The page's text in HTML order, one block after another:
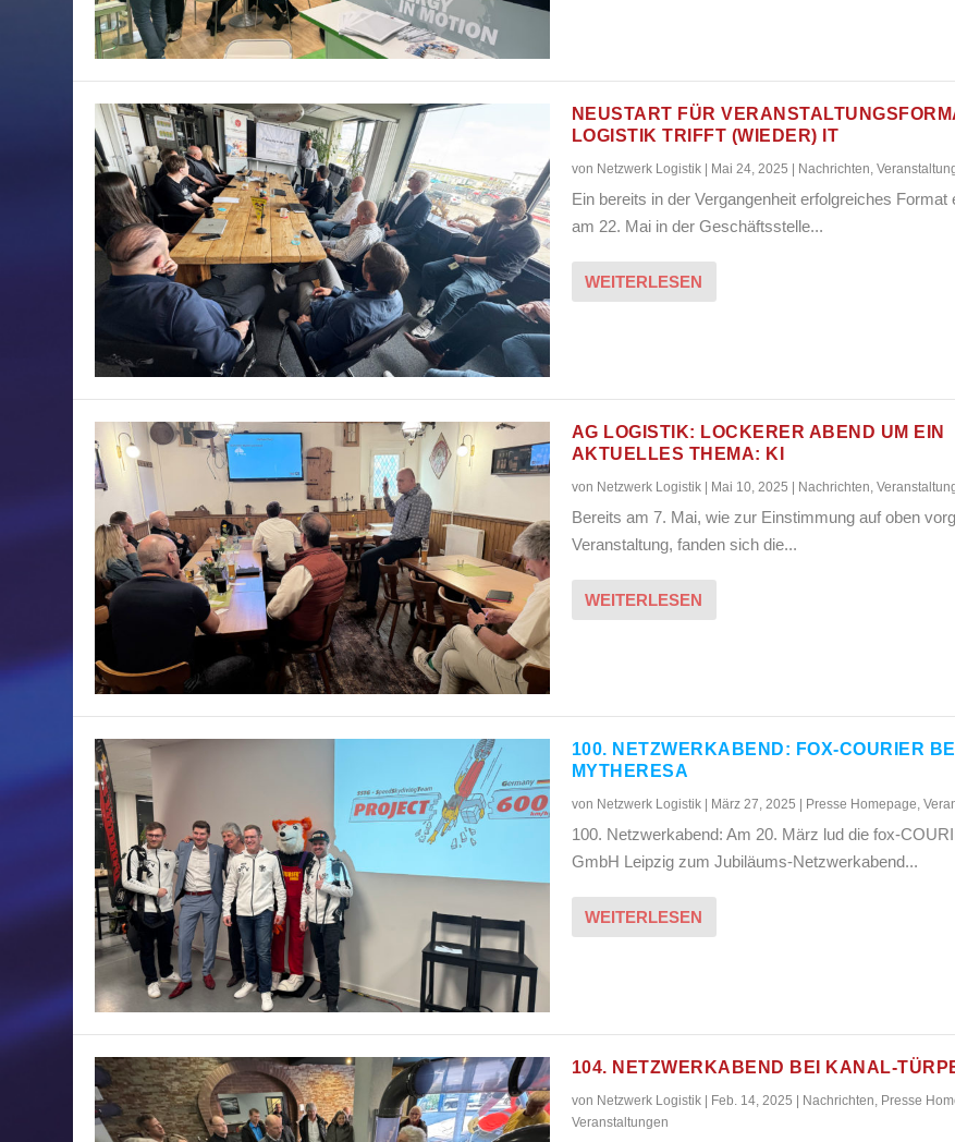
NEUSTART FÜR
LOGISTIK TRIFFT (WIEDER) IT
von Netzwerk Logistik| Mai 24, 2025 Nachrichten,
Ein bereits in der Vergangenheit erfolgreiches Format
am 22. Mai in der Geschäftsstelle...
WEITERLESEN
AG LOGISTIK: LOCKERER ABEND UM EIN
AKTUELLES THEMA: KI
von Netzwerk Logistik| Mai 10, 2025 | Nachrichten
Bereits am 7. Mai, wie zur Einstimmung auf oben
Veranstaltung, fanden sich die...
WEITERLESEN
100. NETZWERKABEND: FOX-COURIER BEI
MYTHERESA
von Netzwerk Logistik| März 27, 2025 Presse Homepage,
100. Netzwerkabend: Am 20. März lud die fox-
GmbH Leipzig zum Jubiläums-Netzwerkabend...
WEITERLESEN
104. NETZWERKABEND BEI KANAL-
von Netzwerk Logistik| Feb. 14, 2025 | Nachrichten Presse
Veranstaltungen